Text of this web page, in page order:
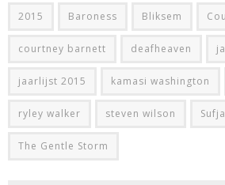
2015 Baroness Bliksem
courtney barnett deafheaven
jaarlijst 2015 kamasi washington
ryley walker steven wilson
The Gentle Storm